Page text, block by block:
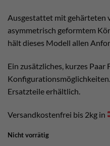
Ausgestattet mit gehärteten
asymmetrisch geformtem
hält dieses Modell allen
Ein zusätzliches, kurzes
Ersatzteile erhältlich.
Versandkostenfrei bis 2kg in
Nicht vorrätig